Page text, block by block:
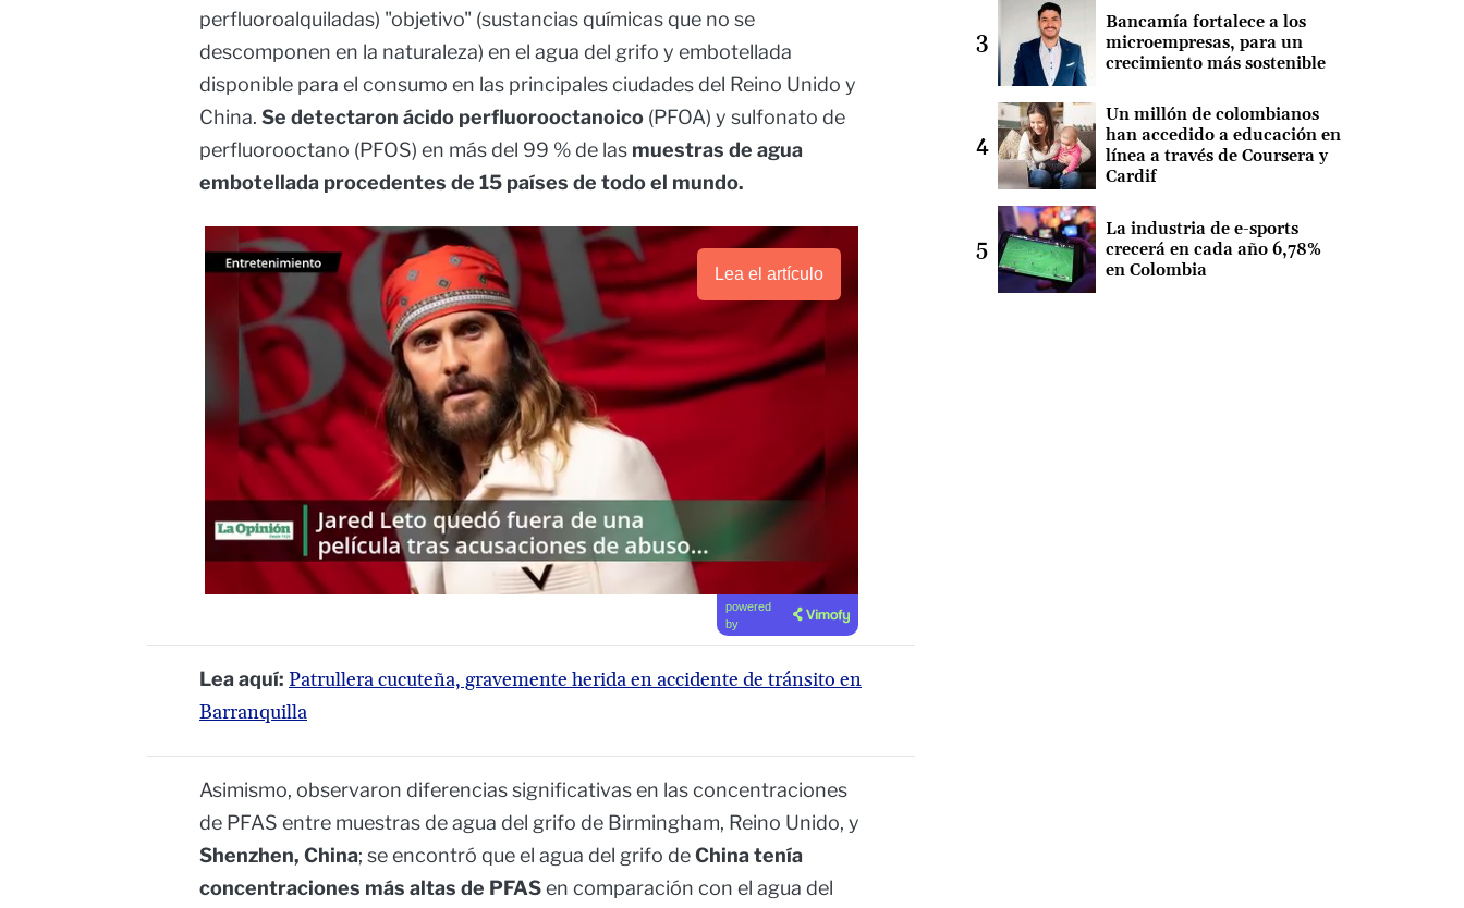
perfluoroalquiladas) "objetivo" (sustancias químicas que no se
descomponen en la naturaleza) en el agua del grifo y embotellada
disponible para el consumo en las principales ciudades del Reino Unido y
China. Se detectaron ácido perfluorooctanoico (PFOA) y sulfonato de
perfluorooctano (PFOS) en más del 99 % de las muestras de agua
embotellada procedentes de 15 países de todo el mundo.
Lea el artículo
powered
by
Lea aquí: Patrullera cucuteña, gravemente herida en accidente de tránsito en
Barranquilla
Asimismo, observaron diferencias significativas en las concentraciones
de PFAS entre muestras de agua del grifo de Birmingham, Reino Unido, y
Shenzhen, China; se encontró que el agua del grifo deChina tenía
concentraciones más altas de PFASen comparación con el agua del
Bancamía fortalece a los
microempresas, para un
crecimiento más sostenible
Un millón de colombianos
han accedido a educación en
línea a través de Coursera y
Cardif
La industria de e-sports
crecerá en cada año 6,78%
en Colombia